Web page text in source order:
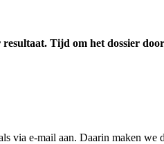
Tijd om het dossier
via e-mail aan. Daarin maken we